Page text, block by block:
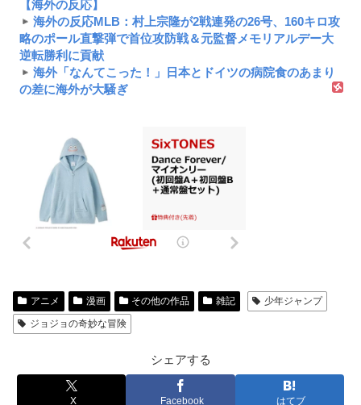
【海外の反応】
海外の反応MLB：村上宗隆が2戦連発の26号、160キロ攻
略のポール直撃弾で首位攻防戦＆元監督メモリアルデー大
逆転勝利に貢献
海外「なんてこった！」日本とドイツの病院食のあまり
の差に海外が大騒ぎ
アニメ 漫画 その他の作品 雑記
少年ジャンプ
ジョジョの奇妙な冒険
シェアする
X Facebook はてブ